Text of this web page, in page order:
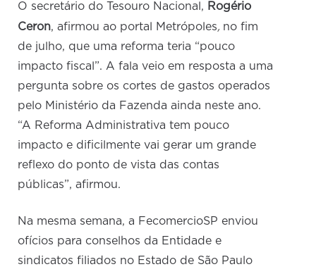
O secretário do Tesouro Nacional, Rogério
Ceron, afirmou ao portal Metrópoles, no fim
de julho, que uma reforma teria “pouco
impacto fiscal”. A fala veio em resposta a uma
pergunta sobre os cortes de gastos operados
pelo Ministério da Fazenda ainda neste ano.
“A Reforma Administrativa tem pouco
impacto e dificilmente vai gerar um grande
reflexo do ponto de vista das contas
públicas”, afirmou.
Na mesma semana, a FecomercioSP enviou
ofícios para conselhos da Entidade e
sindicatos filiados no Estado de São Paulo